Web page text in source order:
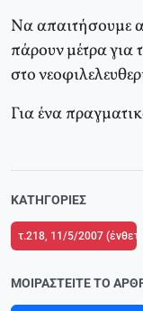
Nα απαιτήσουμε
πάρουν μέτρα για
στο
Για ένα
ΚΑΤΗΓΟΡΊΕΣ
τ.218, 11/5/2007
ΜΟΙΡΑΣΤΕΊΤΕ ΤΟ